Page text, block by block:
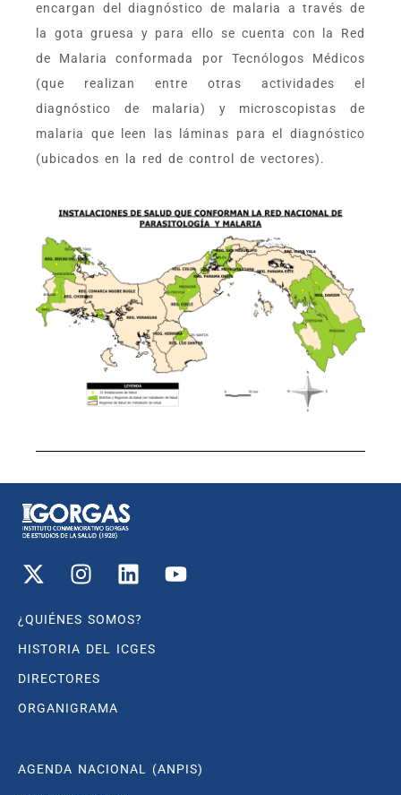
encargan del diagnóstico de malaria a través de
la gota gruesa y para ello se cuenta con la Red
de Malaria conformada por Tecnólogos Médicos
(que realizan entre otras actividades el
diagnóstico de malaria) y microscopistas de
malaria que leen las láminas para el diagnóstico
(ubicados en la red de control de vectores).
¿QUIÉNES SOMOS?
HISTORIA DEL ICGES
DIRECTORES
ORGANIGRAMA
AGENDA NACIONAL (ANPIS)